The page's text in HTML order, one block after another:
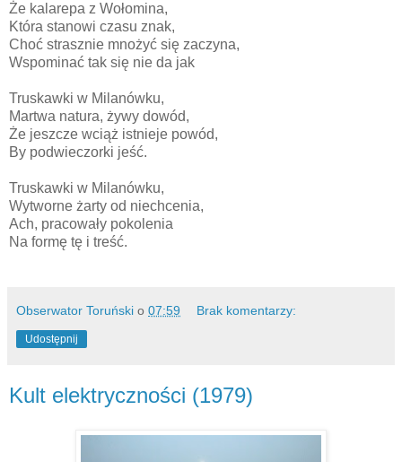
Że kalarepa z Wołomina,
Która stanowi czasu znak,
Choć strasznie mnożyć się zaczyna,
Wspominać tak się nie da jak
Truskawki w Milanówku,
Martwa natura, żywy dowód,
Że jeszcze wciąż istnieje powód,
By podwieczorki jeść.
Truskawki w Milanówku,
Wytworne żarty od niechcenia,
Ach, pracowały pokolenia
Na formę tę i treść.
Obserwator Toruński o 07:59 Brak komentarzy:
Udostępnij
Kult elektryczności (1979)